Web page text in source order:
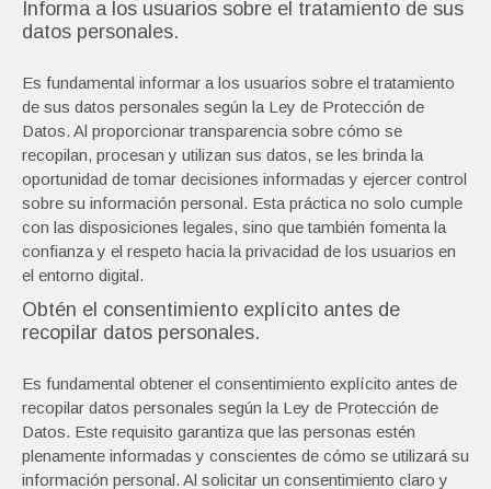
Informa a los usuarios sobre el tratamiento de sus
datos personales.
Es fundamental informar a los usuarios sobre el tratamiento
de sus datos personales según la Ley de Protección de
Datos. Al proporcionar transparencia sobre cómo se
recopilan, procesan y utilizan sus datos, se les brinda la
oportunidad de tomar decisiones informadas y ejercer control
sobre su información personal. Esta práctica no solo cumple
con las disposiciones legales, sino que también fomenta la
confianza y el respeto hacia la privacidad de los usuarios en
el entorno digital.
Obtén el consentimiento explícito antes de
recopilar datos personales.
Es fundamental obtener el consentimiento explícito antes de
recopilar datos personales según la Ley de Protección de
Datos. Este requisito garantiza que las personas estén
plenamente informadas y conscientes de cómo se utilizará su
información personal. Al solicitar un consentimiento claro y